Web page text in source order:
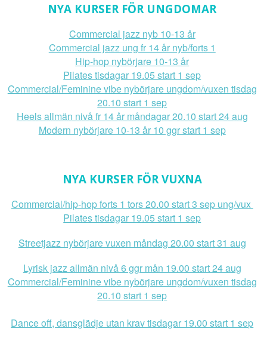
NYA KURSER FÖR UNGDOMAR
Commercial jazz nyb 10-13 år
Commercial jazz ung fr 14 år nyb/forts 1
Hip-hop nybörjare 10-13 år
Pilates tisdagar 19.05 start 1 sep
Commercial/Feminine vibe nybörjare ungdom/vuxen tisdag
20.10 start 1 sep
Heels allmän nivå fr 14 år måndagar 20.10 start 24 aug
Modern nybörjare 10-13 år 10 ggr start 1 sep
NYA KURSER FÖR VUXNA
Commercial/hip-hop forts 1 tors 20.00 start 3 sep ung/vux
Pilates tisdagar 19.05 start 1 sep
Streetjazz nybörjare vuxen måndag 20.00 start 31 aug
Lyrisk jazz allmän nivå 6 ggr mån 19.00 start 24 aug
Commercial/Feminine vibe nybörjare ungdom/vuxen tisdag
20.10 start 1 sep
Dance off, dansglädje utan krav tisdagar 19.00 start 1 sep